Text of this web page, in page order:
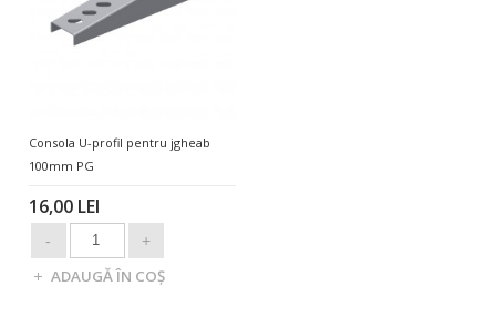
Consola U-profil pentru jgheab
100mm PG
16,00 LEI